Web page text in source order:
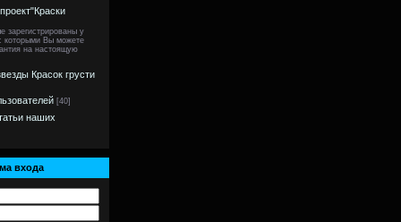
зарегистрированы у
которыми Вы можете
на настоящую
Красок грусти
[40]
наших
входа